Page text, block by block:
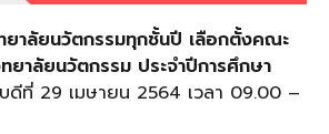
าลัยนวัตกรรมทุกชั้นปี เลือกตั้งคณะ
ยาลัยนวัตกรรม ประจำปีการศึกษา
ดีที่ 29 เมษายน 2564 เวลา 09.00 –